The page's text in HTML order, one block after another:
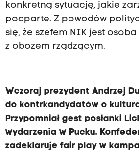
konkretną sytuację, jakie
podparte. Z powodów
się, że szefem NIK jest
z obozem rządzącym.
Wczoraj prezydent Andrzej
do kontrkandydatów o
Przypomniał gest posłanki
wydarzenia w Pucku.
zadeklaruje fair play w